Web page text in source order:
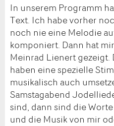
In unserem Programm
Text. Ich habe vorher
noch nie eine Melodie
komponiert. Dann hat
Meinrad Lienert gezeigt.
haben eine spezielle
musikalisch auch
Samstagabend
sind, dann sind die
und die Musik von mir